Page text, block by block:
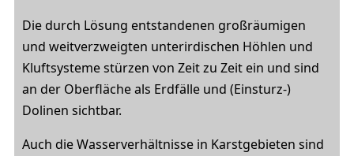
Die durch Lösung entstandenen großräumigen
und weitverzweigten unterirdischen Höhlen und
Kluftsysteme stürzen von Zeit zu Zeit ein und sind
an der Oberfläche als Erdfälle und (Einsturz-)
Dolinen sichtbar.
Auch die Wasserverhältnisse in Karstgebieten sind